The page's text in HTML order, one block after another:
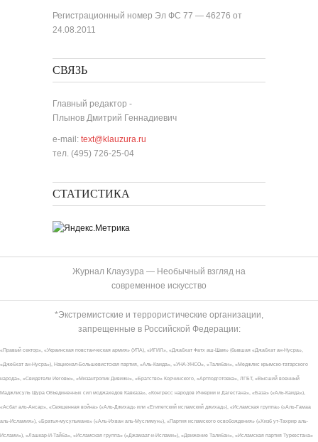
Регистрационный номер Эл ФС 77 — 46276 от
24.08.2011
СВЯЗЬ
Главный редактор -
Плынов Дмитрий Геннадиевич
e-mail: text@klauzura.ru
тел. (495) 726-25-04
СТАТИСТИКА
Журнал Клаузура — Необычный взгляд на
современное искусство
*Экстремистские и террористические организации,
запрещенные в Российской Федерации:
«Правый сектор», «Украинская повстанческая армия» (УПА), «ИГИЛ», «Джабхат Фатх аш-Шам» (бывшая «Джабхат ан-Нусра»,
«Джебхат ан-Нусра»), Национал-Большевистская партия, «Аль-Каида», «УНА-УНСО», «Талибан», «Меджлис крымско-татарского
народа», «Свидетели Иеговы», «Мизантропик Дивижн», «Братство» Корчинского, «Артподготовка», ЛГБТ, «Высший военный
Маджлисуль Шура Объединенных сил моджахедов Кавказа», «Конгресс народов Ичкерии и Дагестана», «База» («Аль-Каида»),
«Асбат аль-Ансар», «Священная война» («Аль-Джихад» или «Египетский исламский джихад»), «Исламская группа» («Аль-Гамаа
аль-Исламия»), «Братья-мусульмане» («Аль-Ихван аль-Муслимун»), «Партия исламского освобождения» («Хизб ут-Тахрир аль-
Ислами»), «Лашкар-И-Тайба», «Исламская группа» («Джамаат-и-Ислами»), «Движение Талибан», «Исламская партия Туркестана»